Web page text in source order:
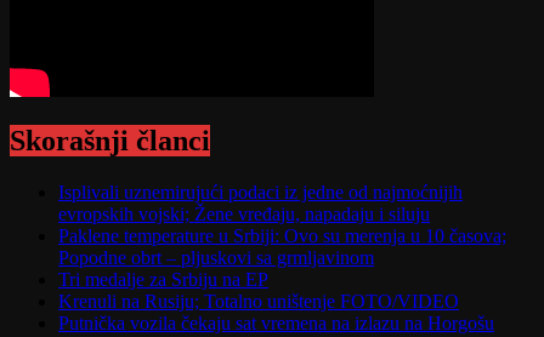
Skorašnji članci
Isplivali uznemirujući podaci iz jedne od najmoćnijih
evropskih vojski; Žene vređaju, napadaju i siluju
Paklene temperature u Srbiji: Ovo su merenja u 10 časova;
Popodne obrt – pljuskovi sa grmljavinom
Tri medalje za Srbiju na EP
Krenuli na Rusiju; Totalno uništenje FOTO/VIDEO
Putnička vozila čekaju sat vremena na izlazu na Horgošu